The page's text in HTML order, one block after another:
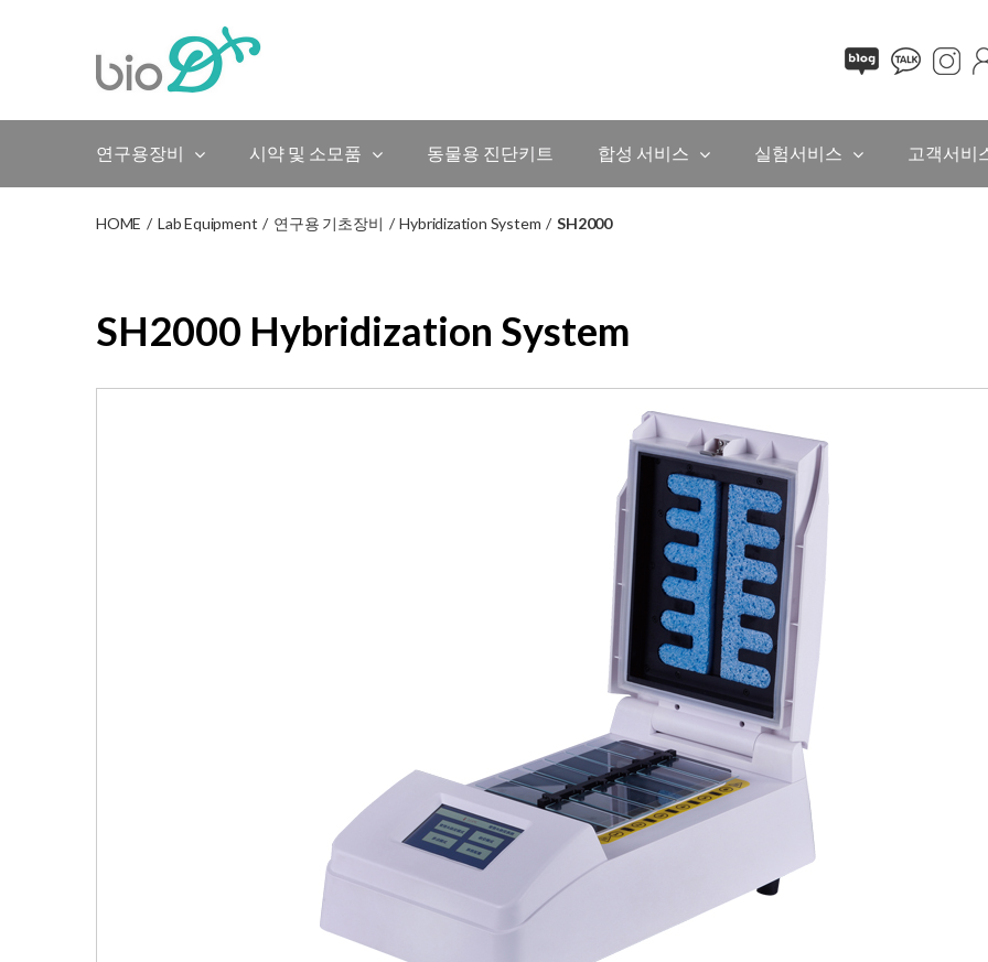
연구용장비 시약 및 소모품 동물용 진단키트 합성 서비스 실험서비스 고객서비
HOME / Lab Equipment / 연구용 기초장비 / Hybridization System / SH2000
SH2000 Hybridization System